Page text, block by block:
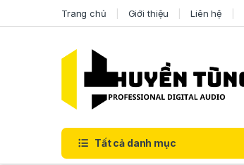
Trang chủ Giới thiệu Liên hệ
Tất cả danh mục